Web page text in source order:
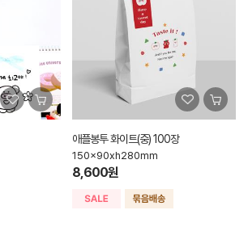
애플봉투 화이트(중) 100장
150x90xh280mm
8,600원